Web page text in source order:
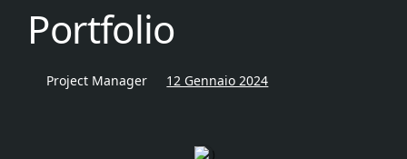
Portfolio
Project Manager 12 Gennaio 2024